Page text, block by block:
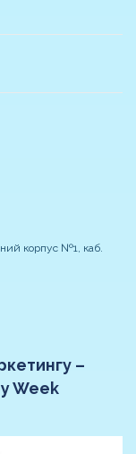
корпус №1, каб.
–
Week